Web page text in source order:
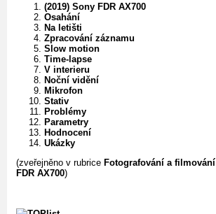
(2019) Sony FDR AX700
Osahání
Na letišti
Zpracování záznamu
Slow motion
Time-lapse
V interieru
Noční vidění
Mikrofon
Stativ
Problémy
Parametry
Hodnocení
Ukázky
(zveřejněno v rubrice Fotografování a filmování
FDR AX700)